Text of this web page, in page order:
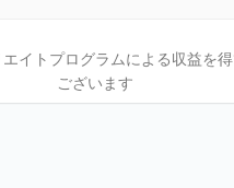
イトプログラムによる収益を
ございます